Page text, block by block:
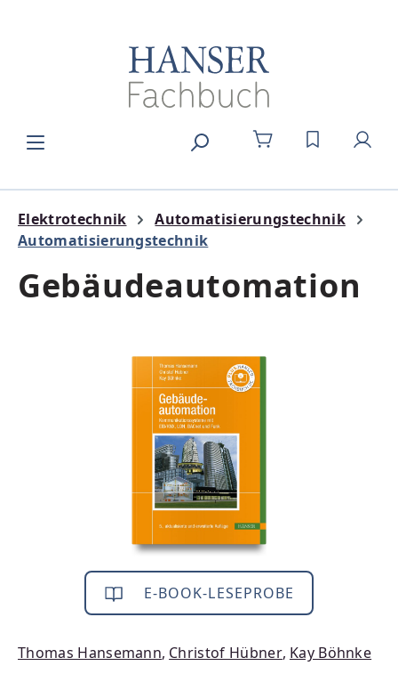
DU HAST 0
Elektrotechnik
Automatisierungstechnik
Automatisierungstechnik
Gebäudeautomation
Bildergalerie überspringen
E-BOOK-LESEPROBE
Thomas Hansemann, Christof Hübner, Kay Böhnke